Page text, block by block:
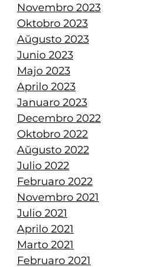
Novembro 2023
Oktobro 2023
Aŭgusto 2023
Junio 2023
Majo 2023
Aprilo 2023
Januaro 2023
Decembro 2022
Oktobro 2022
Aŭgusto 2022
Julio 2022
Februaro 2022
Novembro 2021
Julio 2021
Aprilo 2021
Marto 2021
Februaro 2021